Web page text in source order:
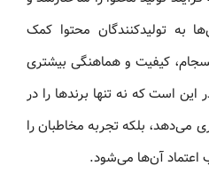
به تولیدکنندگان محتوا کمک
کیفیت و هماهنگی بیشتری
این است که نه تنها برندها را در
بلکه تجربه مخاطبان را
اعتماد آن‌ها می‌شود.